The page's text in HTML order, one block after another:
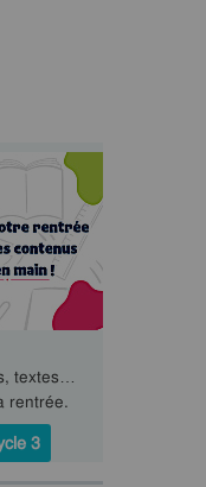
textes…
rentrée.
3